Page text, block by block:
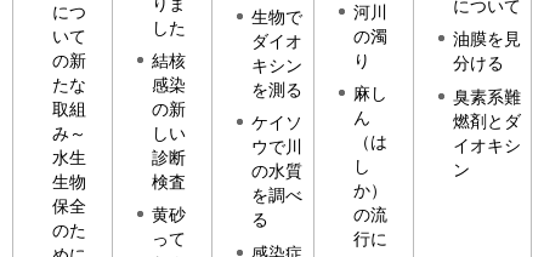
につ
いて
の新
たな
取組
み～
水生
生物
保全
のた
した
結核
感染
の新
しい
診断
検査
黄砂
って
生物で
ダイオ
キシン
を測る
ケイソ
ウで川
の水質
を調べ
る
感染症
河川
の濁
り
麻し
ん
（は
し
か）
の流
行に
について
油膜を見
分ける
臭素系難
燃剤とダ
イオキシ
ン